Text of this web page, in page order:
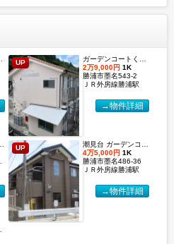
UP
ガーデンコートくすのき 【2027年度国際武道大学生 入居申込受付開始しました！】
2万9,000円 1K
勝浦市墨名543-2
ＪＲ外房線勝浦駅
→物件詳細
UP
潮見台 ガーデンコート【2027年度国際武道大学生 入居申込受付開始しました！】
4万5,000円 1K
勝浦市墨名486-36
ＪＲ外房線勝浦駅
→物件詳細